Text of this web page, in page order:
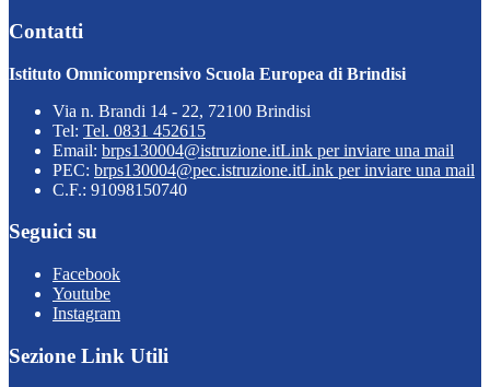
Contatti
Istituto Omnicomprensivo Scuola Europea di Brindisi
Via n. Brandi 14 - 22, 72100 Brindisi
Tel: Tel. 0831 452615
Email: brps130004@istruzione.itLink per inviare una mail
PEC: brps130004@pec.istruzione.itLink per inviare una mail
C.F.: 91098150740
Seguici su
Facebook
Youtube
Instagram
Sezione Link Utili